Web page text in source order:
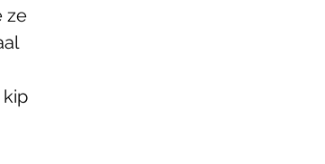
ze